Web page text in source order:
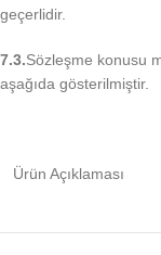
geçerlidir.
7.3.Sözleşme konusu
aşağıda gösterilmiştir.
Ürün Açıklaması